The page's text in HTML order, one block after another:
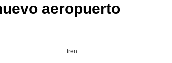
aeropuerto